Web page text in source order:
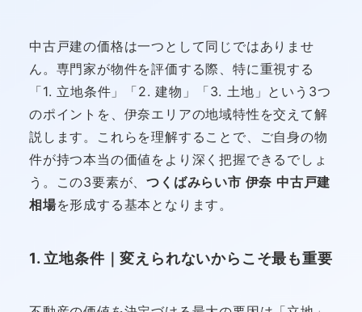
中古戸建の価格は一つとして同じではありませ
ん。専門家が物件を評価する際、特に重視する
「1. 立地条件」「2. 建物」「3. 土地」という3つ
のポイントを、伊奈エリアの地域特性を交えて解
説します。これらを理解することで、ご自身の物
件が持つ本当の価値をより深く把握できるでしょ
う。この3要素が、つくばみらい市 伊奈 中古戸建
相場を形成する基本となります。
1. 立地条件｜変えられないからこそ最も重要